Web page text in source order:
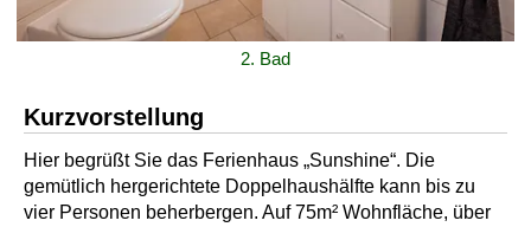
2. Bad
Kurzvorstellung
Hier begrüßt Sie das Ferienhaus „Sunshine“. Die
gemütlich hergerichtete Doppelhaushälfte kann bis zu
vier Personen beherbergen. Auf 75m² Wohnfläche, über